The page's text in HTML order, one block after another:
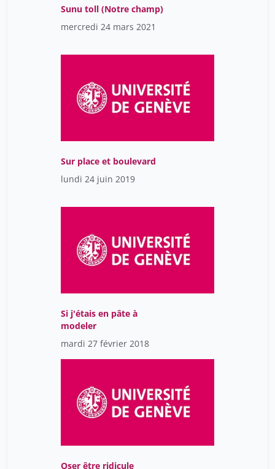
Sunu toll (Notre champ)
mercredi 24 mars 2021
Sur place et boulevard
lundi 24 juin 2019
Si j'étais en pâte à
modeler
mardi 27 février 2018
Oser être ridicule